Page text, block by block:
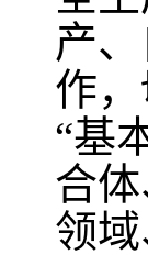
产
作
“基
合
领